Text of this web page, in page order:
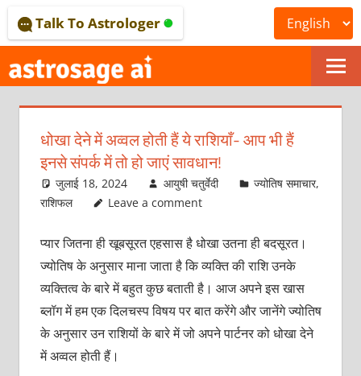
to
content
ONLINE
ASTROLOGICAL
JOURNAL
–
ASTROSAGE
MAGAZINE
Talk To Astrologer
धोखा देने में अव्वल होती हैं ये राशियाँ- आप भी हैं
इनसे संपर्क में तो हो जाएं सावधान!
जुलाई 18, 2024 आयुषी चतुर्वेदी ज्योतिष समाचार,
राशिफल
Leave a comment
प्यार जितना ही खूबसूरत एहसास है धोखा उतना ही बदसूरत।
ज्योतिष के अनुसार माना जाता है कि व्यक्ति की राशि उनके
व्यक्तित्व के बारे में बहुत कुछ बताती है। आज अपने इस खास
ब्लॉग में हम एक दिलचस्प विषय पर बात करेंगे और जानेंगे ज्योतिष
के अनुसार उन राशियों के बारे में जो अपने पार्टनर को धोखा देने
में अव्वल होती हैं।